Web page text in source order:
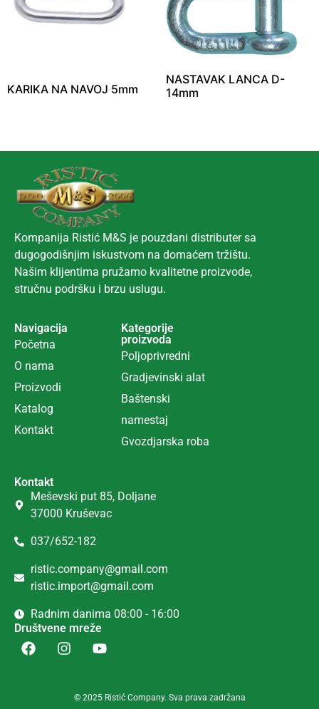
KARIKA NA NAVOJ 5mm
NASTAVAK LANCA D-
14mm
Kompanija Ristić M&S je pouzdani distributer sa
dugogodišnjim iskustvom na domaćem tržištu.
Našim klijentima pružamo kvalitetne proizvode,
stručnu podršku i brzu uslugu.
Navigacija
Početna
O nama
Proizvodi
Katalog
Kontakt
Kategorije
proizvoda
Poljoprivredni
Gradjevinski alat
Baštenski
namestaj
Gvozdjarska roba
Kontakt
Meševski put 85, Doljane
37000 Kruševac
037/652-182
ristic.company@gmail.com
ristic.import@gmail.com
Radnim danima 08:00 - 16:00
Društvene mreže
© 2025 Ristić Company. Sva prava zadržana